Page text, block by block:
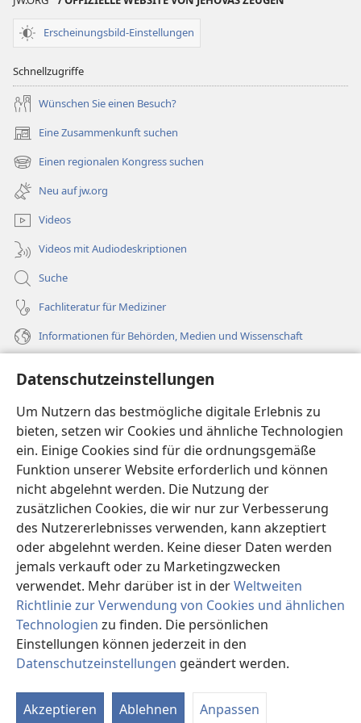
Datenschutzeinstellungen
Um Nutzern das bestmögliche digitale Erlebnis zu
bieten, setzen wir Cookies und ähnliche Technologien
ein. Einige Cookies sind für die ordnungsgemäße
Funktion unserer Website erforderlich und können
nicht abgelehnt werden. Die Nutzung der
zusätzlichen Cookies, die wir nur zur Verbesserung
des Nutzererlebnisses verwenden, kann akzeptiert
oder abgelehnt werden. Keine dieser Daten werden
jemals verkauft oder zu Marketingzwecken
verwendet. Mehr darüber ist in derWeltweiten
Richtlinie zur Verwendung von Cookies und ähnlichen
Technologien zu finden. Die persönlichen
Einstellungen können jederzeit in den
Datenschutzeinstellungen geändert werden.
Akzeptieren Ablehnen Anpassen
Erscheinungsbild-Einstellungen
Schnellzugriffe
Wünschen Sie einen Besuch?
Eine Zusammenkunft suchen
(öffnet
neues
Fenster)
Einen regionalen Kongress suchen
(öffnet
neues
Fenster)
Neu auf jw.org
Videos
Videos mit Audiodeskriptionen
Suche
Fachliteratur für Mediziner
Informationen für Behörden, Medien und Wissenschaft
Spenden
(öffnet
neues
Fenster)Wachtturm ONLINE-BIBLIOTHEK
(öffnet
neues
Fenster)JW Hub®
(öffnet
neues
Fenster)JW Library
Watchtower Library ®
Copyright© 2026 Watch Tower Bible and Tract Society of Pennsylvania.
NUTZUNGSBEDINGUNGEN| DATENSCHUTZERKLÄRUNG
DATENSCHUTZEINSTELLUNGEN